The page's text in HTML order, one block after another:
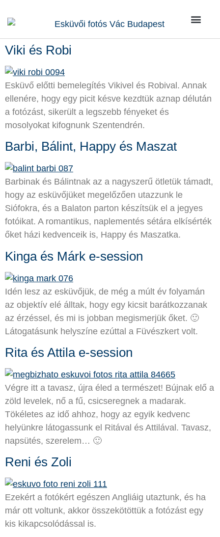
Viki és Robi
Esküvő előtti bemelegítés Vikivel és Robival. Annak
ellenére, hogy egy picit késve kezdtük aznap délután
a fotózást, sikerült a legszebb fényeket és
mosolyokat kifognunk Szentendrén.
Barbi, Bálint, Happy és Maszat
Barbinak és Bálintnak az a nagyszerű ötletük támadt,
hogy az esküvőjüket megelőzően utazzunk le
Siófokra, és a Balaton parton készítsük el a jegyes
fotóikat. A romantikus, naplementés sétára elkísérték
őket házi kedvenceik is, Happy és Maszatka.
Kinga és Márk e-session
Idén lesz az esküvőjük, de még a múlt év folyamán
az objektív elé álltak, hogy egy kicsit barátkozzanak
az érzéssel, és mi is jobban megismerjük őket. 🙂
Látogatásunk helyszíne ezúttal a Füvészkert volt.
Rita és Attila e-session
Végre itt a tavasz, újra éled a természet! Bújnak elő a
zöld levelek, nő a fű, csicseregnek a madarak.
Tökéletes az idő ahhoz, hogy az egyik kedvenc
helyünkre látogassunk el Ritával és Attilával. Tavasz,
napsütés, szerelem… 🙂
Reni és Zoli
Ezekért a fotókért egészen Angliáig utaztunk, és ha
már ott voltunk, akkor összekötöttük a fotózást egy
kis kikapcsolódással is.